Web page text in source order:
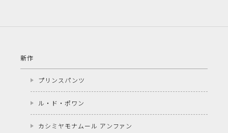
新作
プリンスパンツ
ル・ド・ポワン
カシミヤモナムール アンファン